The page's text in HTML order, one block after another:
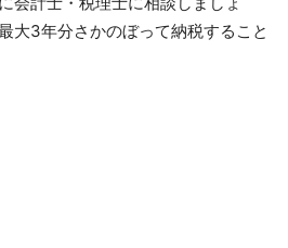
大3年分さかのぼって納税すること